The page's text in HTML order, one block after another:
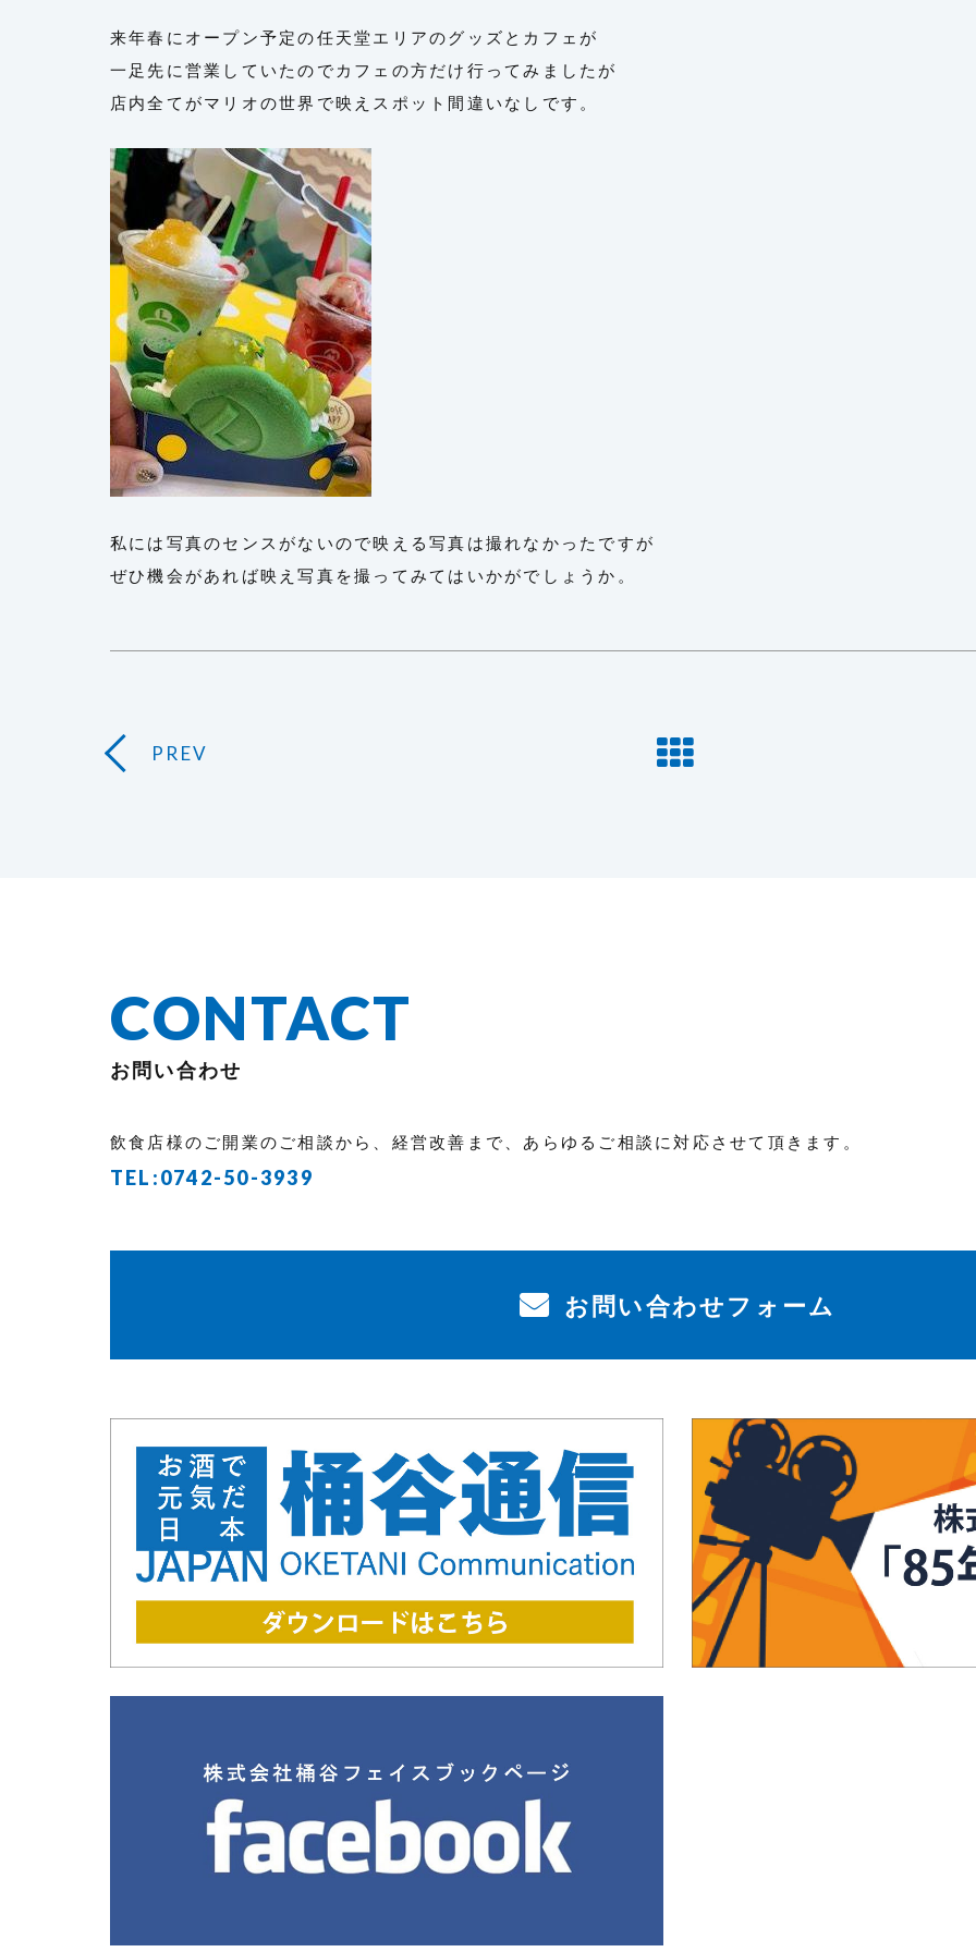
来年春にオープン予定の任天堂エリアのグッズとカフェが
一足先に営業していたのでカフェの方だけ行ってみましたが
店内全てがマリオの世界で映えスポット間違いなしです。
私には写真のセンスがないので映える写真は撮れなかったですが
ぜひ機会があれば映え写真を撮ってみてはいかがでしょうか。
PREV
CONTACT
お問い合わせ
飲食店様のご開業のご相談から、経営改善まで、あらゆるご相談に対応させて頂きます。
TEL:0742-50-3939
お問い合わせフォーム